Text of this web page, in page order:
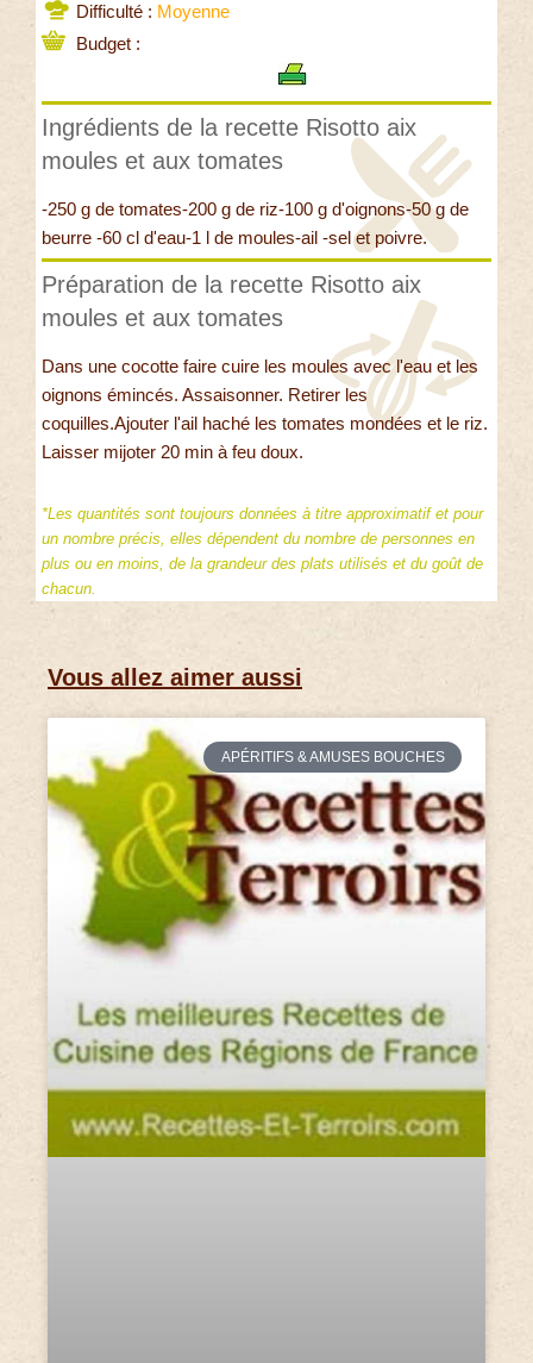
Difficulté : Moyenne
Budget :
Ingrédients de la recette Risotto aix
moules et aux tomates
-250 g de tomates-200 g de riz-100 g d'oignons-50 g de
beurre -60 cl d'eau-1 l de moules-ail -sel et poivre.
Préparation de la recette Risotto aix
moules et aux tomates
Dans une cocotte faire cuire les moules avec l'eau et les
oignons émincés. Assaisonner. Retirer les
coquilles.Ajouter l'ail haché les tomates mondées et le riz.
Laisser mijoter 20 min à feu doux.
*Les quantités sont toujours données à titre approximatif et pour
un nombre précis, elles dépendent du nombre de personnes en
plus ou en moins, de la grandeur des plats utilisés et du goût de
chacun.
Vous allez aimer aussi
APÉRITIFS & AMUSES BOUCHES